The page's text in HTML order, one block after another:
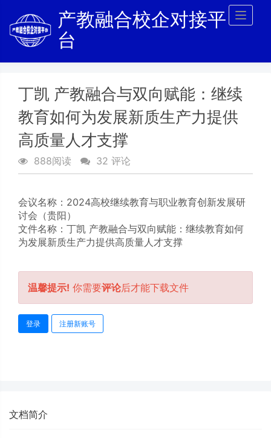
Toggle
产教融合校企对接平
台
丁凯 产教融合与双向赋能：继续
教育如何为发展新质生产力提供
高质量人才支撑
888阅读 32 评论
会议名称： 2024高校继续教育与职业教育创新发展研
讨会（贵阳）
文件名称：丁凯 产教融合与双向赋能：继续教育如何
为发展新质生产力提供高质量人才支撑
温馨提示! 你需要评论后才能下载文件
登录 注册新账号
文档简介